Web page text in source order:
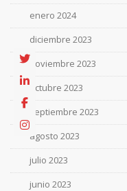
enero 2024
diciembre 2023
noviembre 2023
octubre 2023
septiembre 2023
agosto 2023
julio 2023
junio 2023